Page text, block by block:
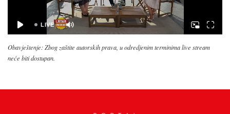
Obavještenje: Zbog zaštite autorskih prava, u odredjenim terminima live stream
neće biti dostupan.